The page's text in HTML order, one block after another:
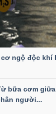
ngộ độc khí
bữa cơm
người...